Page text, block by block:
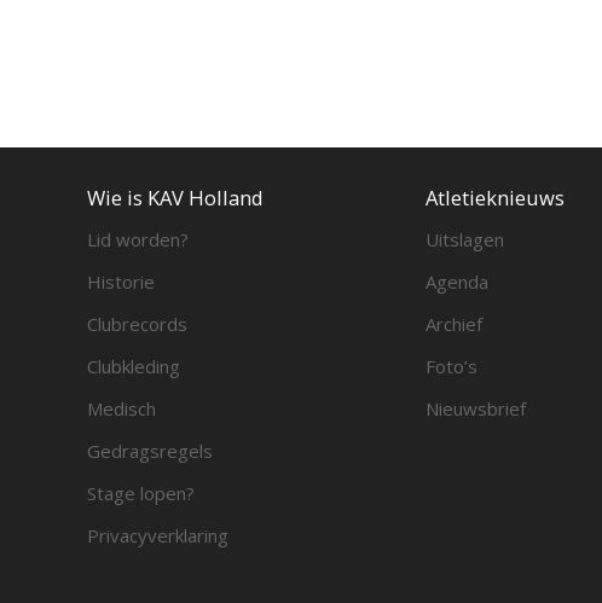
Wie is KAV Holland
Lid worden?
Historie
Clubrecords
Clubkleding
Medisch
Gedragsregels
Stage lopen?
Privacyverklaring
Atletieknieuws
Uitslagen
Agenda
Archief
Foto’s
Nieuwsbrief